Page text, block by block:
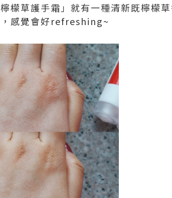
檸檬草護手霜」就有一種清新既檸檬
感覺會好refreshing~